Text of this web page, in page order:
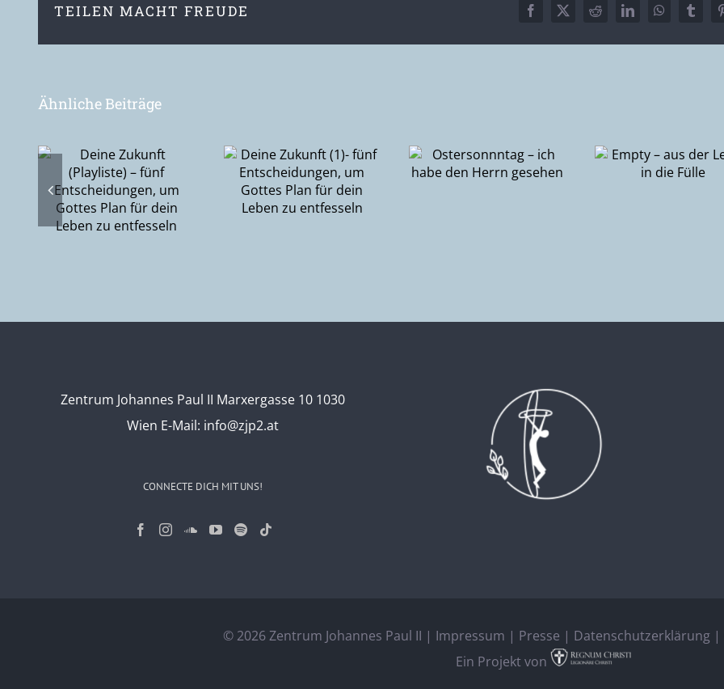
TEILEN MACHT FREUDE Facebook
X RedditLinkedInWhatsApp
Ähnliche Beiträge
(1)- fünf
Entscheidungen,
um Gottes Plan
für dein Leben
zu entfesseln
Ostersonnntag
– ich habe den
Herrn gesehen
Empty – aus
der Leere in die
Fülle
Epiphanie
Suche
Gott
Zentrum Johannes Paul II Marxergasse 10 1030
Wien E-Mail: info@zjp2.at
CONNECTE DICH MIT UNS!
© 2026 Zentrum Johannes Paul II | Impressum | Presse | Datenschutzerklärung|
Ein Projekt von